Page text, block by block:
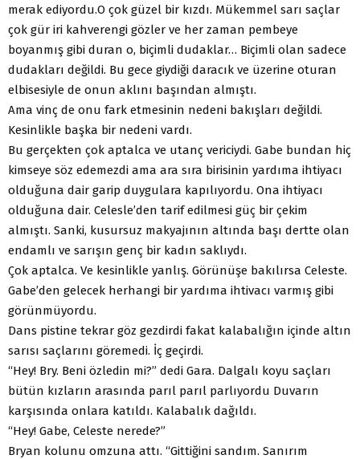
merak ediyordu.O çok güzel bir kızdı. Mükemmel sarı saçlar
çok gür iri kahverengi gözler ve her zaman pembeye
boyanmış gibi duran o, biçimli dudaklar… Biçimli olan sadece
dudakları değildi. Bu gece giydiği daracık ve üzerine oturan
elbisesiyle de onun aklını başından almıştı.
Ama vinç de onu fark etmesinin nedeni bakışları değildi.
Kesinlikle başka bir nedeni vardı.
Bu gerçekten çok aptalca ve utanç vericiydi. Gabe bundan hiç
kimseye söz edemezdi ama ara sıra birisinin yardıma ihtiyacı
olduğuna dair garip duygulara kapılıyordu. Ona ihtiyacı
olduğuna dair. Celesle’den tarif edilmesi güç bir çekim
almıştı. Sanki, kusursuz makyajının altında başı dertte olan
endamlı ve sarışın genç bir kadın saklıydı.
Çok aptalca. Ve kesinlikle yanlış. Görünüşe bakılırsa Celeste.
Gabe’den gelecek herhangi bir yardıma ihtivacı varmış gibi
görünmüyordu.
Dans pistine tekrar göz gezdirdi fakat kalabalığın içinde altın
sarısı saçlarını göremedi. İç geçirdi.
“Hey! Bry. Beni özledin mi?” dedi Gara. Dalgalı koyu saçları
bütün kızların arasında parıl parıl parlıyordu Duvarın
karşısında onlara katıldı. Kalabalık dağıldı.
“Hey! Gabe, Celeste nerede?”
Bryan kolunu omzuna attı. “Gittiğini sandım. Sanırım